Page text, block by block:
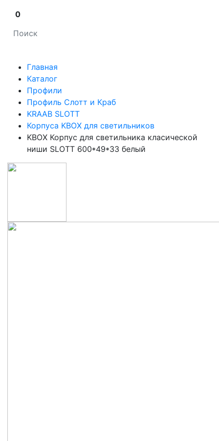
0
Главная
Каталог
Профили
Профиль Слотт и Краб
KRAAB SLOTT
Корпуса KBOX для светильников
KBOX Корпус для светильника класической
ниши SLOTT 600*49*33 белый